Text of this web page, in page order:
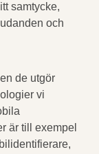
samtycke,
och
de utgör
vi
är till exempel